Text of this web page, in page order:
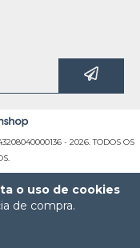
o uso de cookies
de compra.
- 2026. TODOS OS